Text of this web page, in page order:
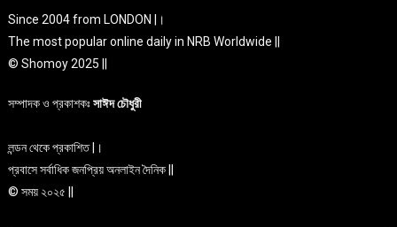
Since 2004 from LONDON |।
The most popular online daily in NRB Worldwide ||
© Shomoy 2025 ||
সম্পাদক ও প্রকাশকঃসাঈদ চৌধুরী
লন্ডন থেকে প্রকাশিত |।
প্রবাসে সর্বাধিক জনপ্রিয় অনলাইন দৈনিক ||
© সময় ২০২৫ ||